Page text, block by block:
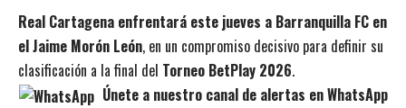
Real Cartagena enfrentará este jueves a Barranquilla FC en
el Jaime Morón León, en un compromiso decisivo para definir su
clasificación a la final del Torneo BetPlay 2026.
Únete a nuestro canal de alertas en WhatsApp